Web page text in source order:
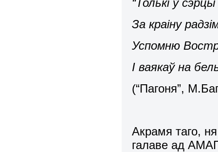
За краіну
Успомню
І ваякаў на
(“Пагоня”,
Акрамя таго,
галаве ад